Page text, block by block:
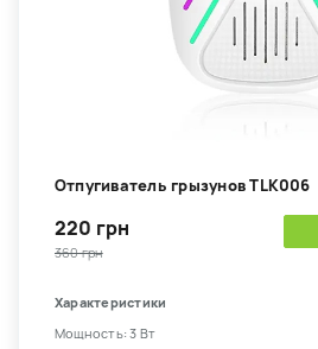
Отпугиватель грызунов TLK006
220 грн
360 грн
Характеристики
Мощность: 3 Вт